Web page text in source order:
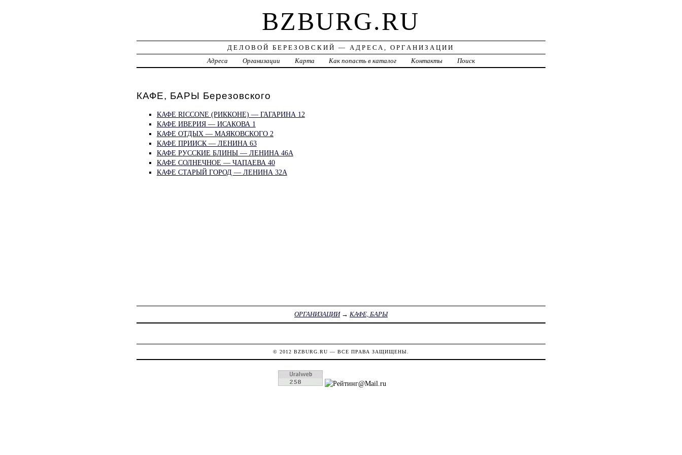
BZBURG.RU
ДЕЛОВОЙ БЕРЕЗОВСКИЙ — АДРЕСА, ОРГАНИЗАЦИИ
Адреса
Организации Карта Как попасть в каталог Контакты Поиск
КАФЕ, БАРЫ Березовского
КАФЕ RICCONE (РИККОНЕ) — ГАГАРИНА 12
КАФЕ ИВЕРИЯ — ИСАКОВА 1
КАФЕ ОТДЫХ — МАЯКОВСКОГО 2
КАФЕ ПРИИСК — ЛЕНИНА 63
КАФЕ РУССКИЕ БЛИНЫ — ЛЕНИНА 46А
КАФЕ СОЛНЕЧНОЕ — ЧАПАЕВА 40
КАФЕ СТАРЫЙ ГОРОД — ЛЕНИНА 32А
ОРГАНИЗАЦИИ→ КАФЕ, БАРЫ
© 2012 BZBURG.RU — ВСЕ ПРАВА ЗАЩИЩЕНЫ.